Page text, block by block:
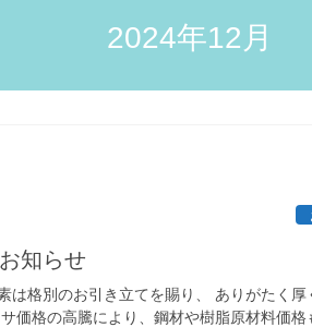
2024年12月
知らせ
格別のお引き立てを賜り、 ありがたく厚
価格の高騰により、鋼材や樹脂原材料価格